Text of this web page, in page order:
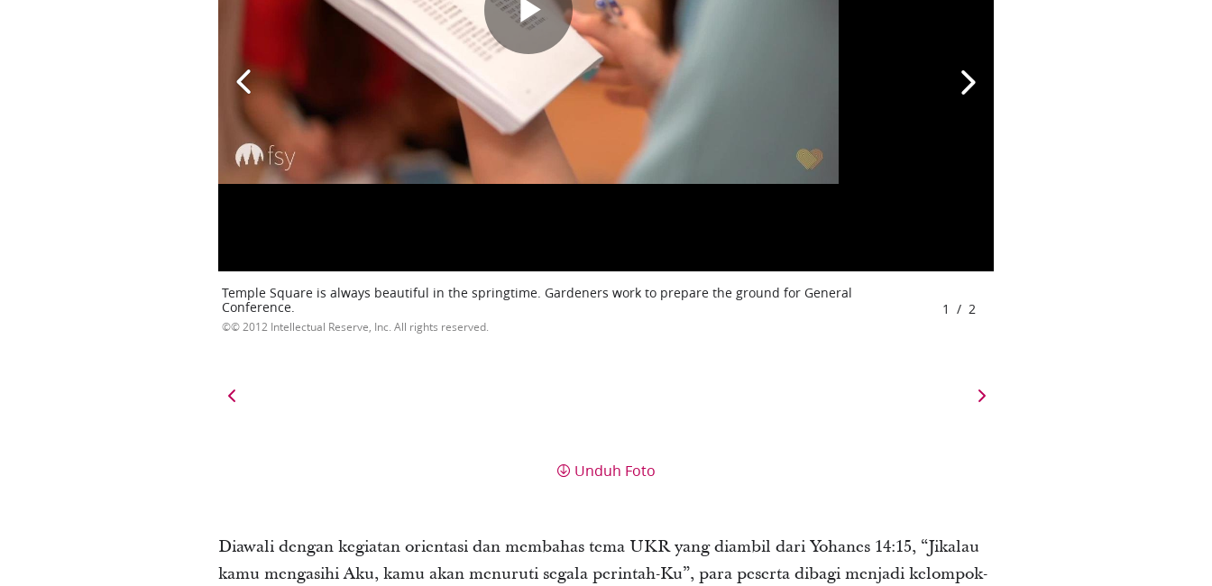
Play
Video
Play
Video
Temple Square is always beautiful in the springtime. Gardeners work to prepare the ground for General
Conference.
© 2012 Intellectual Reserve, Inc. All rights reserved.
1 / 2
Unduh Foto
Diawali dengan kegiatan orientasi dan membahas tema UKR yang diambil dari Yohanes 14:15, “Jikalau
kamu mengasihi Aku, kamu akan menuruti segala perintah-Ku”, para peserta dibagi menjadi kelompok-